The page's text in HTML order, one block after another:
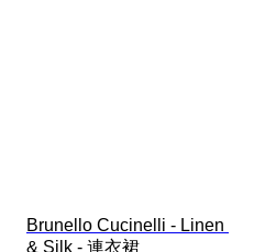
Brunello Cucinelli - Linen
& Silk - 連衣裙